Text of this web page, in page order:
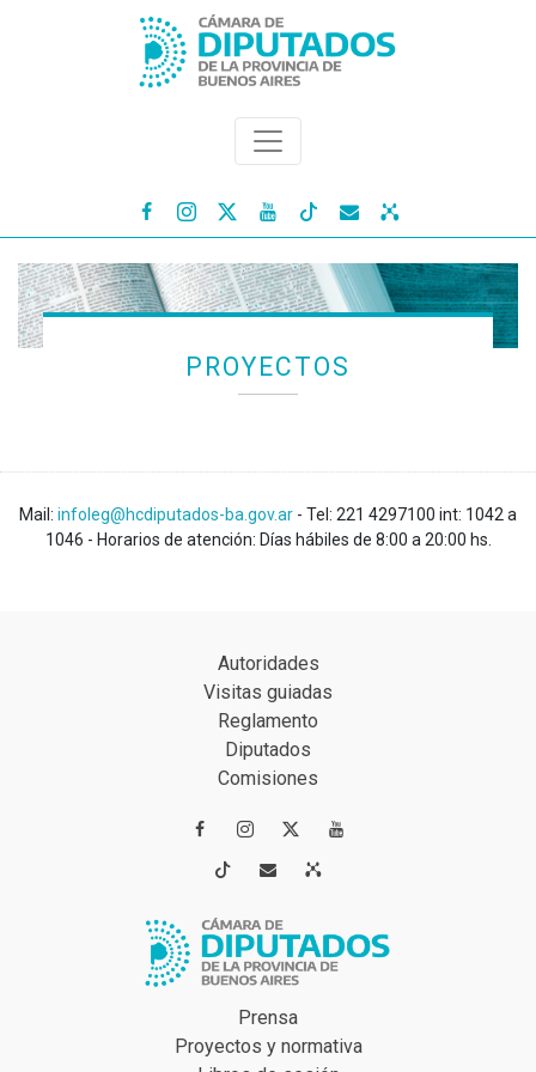
   
PROYECTOS
Mail: infoleg@hcdiputados-ba.gov.ar - Tel: 221 4297100 int: 1042 a
1046 - Horarios de atención: Días hábiles de 8:00 a 20:00 hs.
Autoridades
Visitas guiadas
Reglamento
Diputados
Comisiones
 
 
Prensa
Proyectos y normativa